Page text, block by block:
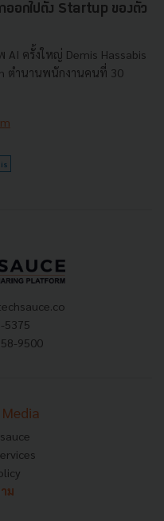
ออกไปตั้ง Startup ของตัว
ครั้งใหญ่ Demis Hassabis
ตำนานพนักงานคนที่ 30
5375
9500
ม